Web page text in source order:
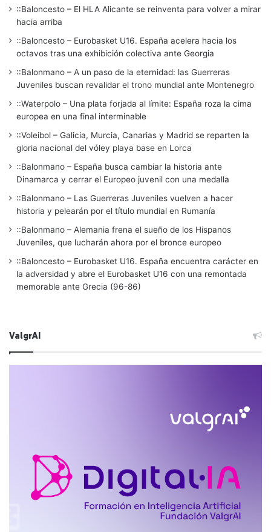
::Baloncesto – El HLA Alicante se reinventa para volver a mirar
hacia arriba
::Baloncesto – Eurobasket U16. España acelera hacia los
octavos tras una exhibición colectiva ante Georgia
::Balonmano – A un paso de la eternidad: las Guerreras
Juveniles buscan revalidar el trono mundial ante Montenegro
::Waterpolo – Una plata forjada al límite: España roza la cima
europea en una final interminable
::Voleibol – Galicia, Murcia, Canarias y Madrid se reparten la
gloria nacional del vóley playa base en Lorca
::Balonmano – España busca cambiar la historia ante
Dinamarca y cerrar el Europeo juvenil con una medalla
::Balonmano – Las Guerreras Juveniles vuelven a hacer
historia y pelearán por el título mundial en Rumanía
::Balonmano – Alemania frena el sueño de los Hispanos
Juveniles, que lucharán ahora por el bronce europeo
::Baloncesto – Eurobasket U16. España encuentra carácter en
la adversidad y abre el Eurobasket U16 con una remontada
memorable ante Grecia (96-86)
ValgrAI